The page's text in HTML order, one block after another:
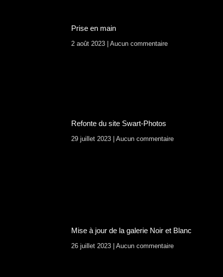
Prise en main
2 août 2023 Aucun commentaire
Refonte du site Swart-Photos
29 juillet 2023 Aucun commentaire
Mise à jour de la galerie Noir et Blanc
26 juillet 2023 Aucun commentaire